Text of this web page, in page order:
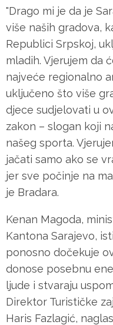
"Drago mi je da je
više naših gradova,
Republici Srpskoj,
mladih. Vjerujem da
najveće regionalno
uključeno što više
djece sudjelovati u
zakon – slogan koji
našeg sporta.
jačati samo ako se
jer sve počinje na
je Bradara.
Kenan Magoda,
Kantona Sarajevo,
ponosno dočekuje
donose posebnu
ljude i stvaraju
Direktor Turističke
Haris Fazlagić,